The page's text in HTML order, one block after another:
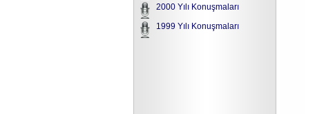
2000 Yılı Konuşmaları
1999 Yılı Konuşmaları